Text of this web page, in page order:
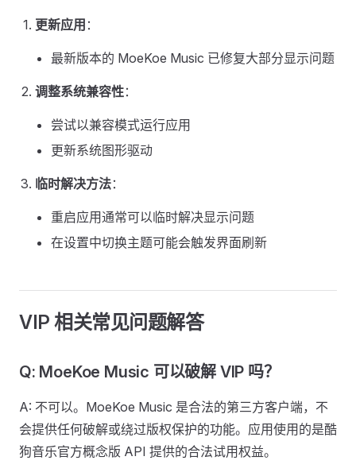
更新应用 ：
最新版本的 MoeKoe Music 已修复大部分显示问题
调整系统兼容性：
尝试以兼容模式运行应用
更新系统图形驱动
临时解决方法：
重启应用通常可以临时解决显示问题
在设置中切换主题可能会触发界面刷新
VIP 相关常见问题解答
Q: MoeKoe Music 可以破解 VIP 吗？
A: 不可以。MoeKoe Music 是合法的第三方客户端，不
会提供任何破解或绕过版权保护的功能。应用使用的是酷
狗音乐官方概念版 API 提供的合法试用权益。